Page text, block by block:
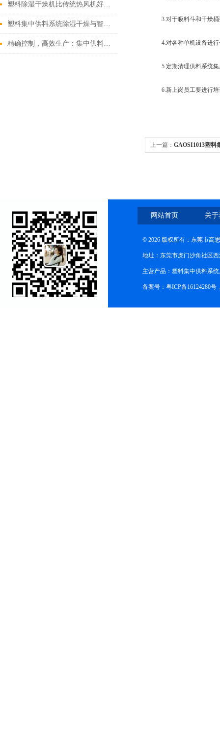
塑料除湿干燥机比传统热风机好在哪里？
塑料集中供料系统除湿干燥与智能分配实践
精确控制，高效生产：集中供料系统操作规程详解
3.对于吸料斗和干燥桶
4.对各种单机设备进行
5.定期清理供料系统集
6.新上岗员工要进行培
上一篇： GAOSI1013塑料
网站首页 关
© 2026 版权所有：东莞市高
地址：东莞市虎门沙角社区
主营产品：塑料集中供料系
备案号：粤ICP备16124280号